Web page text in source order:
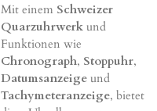
Mit einem Schweizer
Quarzuhrwerk und
Funktionen wie
Chronograph, Stoppuhr,
Datumsanzeige und
Tachymeteranzeige, bietet